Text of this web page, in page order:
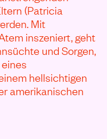
(Patricia
Mit
inszeniert, geht
und Sorgen,
hellsichtigen
amerikanischen